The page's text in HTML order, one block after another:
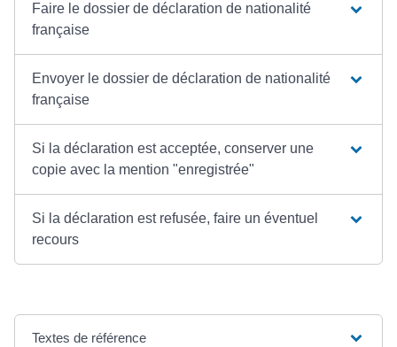
Faire le dossier de déclaration de nationalité
française
Envoyer le dossier de déclaration de nationalité
française
Si la déclaration est acceptée, conserver une
copie avec la mention "enregistrée"
Si la déclaration est refusée, faire un éventuel
recours
Textes de référence